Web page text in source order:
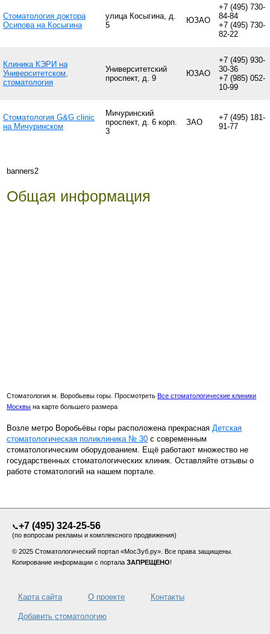
Стоматология доктора
Осипова на Косыгина
улица Косыгина, д.
5
ЮЗАО
+7 (495) 730-
84-84
+7 (495) 730-
82-22
Клиника КЭРИ на
Университетском,
стоматология
Университетский
проспект, д. 9
ЮЗАО
+7 (495) 930-
30-36
+7 (985) 052-
10-99
Стоматология G&G clinic
на Мичуринском
Мичуринский
проспект, д. 6 корп.
3
ЗАО
+7 (495) 181-
91-77
banners2
Общая информация
Стоматология м. Воробьевы горы. ПросмотретьВсе стоматологические клиники
Москвы на карте большего размера
Возле метро Воробьёвы горы расположена прекраснаяДетская
стоматологическая поликлиника № 30 с современным
стоматологическим оборудованием. Ещё работают множество не
государственных стоматологических клиник. Оставляйте отзывы о
работе стоматологий на нашем портале.
📞+7 (495) 324-25-56
(по вопросам рекламы и комплексного продвижения)
© 2025 Стоматологический портал «МосЗуб.ру». Все права защищены.
Копирование информации с портала ЗАПРЕЩЕНО!
Карта сайта О проекте Контакты
Добавить стоматологию